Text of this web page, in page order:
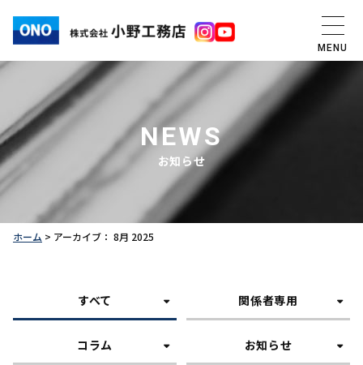
MENU
NEWS
お知らせ
ホーム > アーカイブ： 8月 2025
すべて 関係者専用
コラム お知らせ